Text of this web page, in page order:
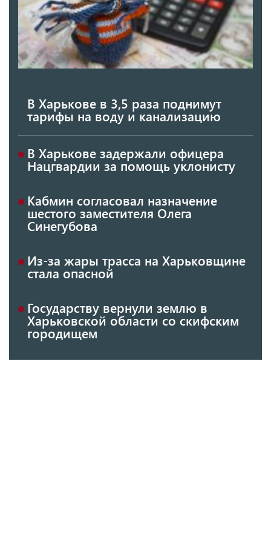
В Харькове в 3,5 раза поднимут
тарифы на воду и канализацию
В Харькове задержали офицера
Нацгвардии за помощь уклонисту
Кабмин согласовал назначение
шестого заместителя Олега
Синегубова
Из-за жары трасса на Харьковщине
стала опасной
Государству вернули землю в
Харьковской области со скифским
городищем